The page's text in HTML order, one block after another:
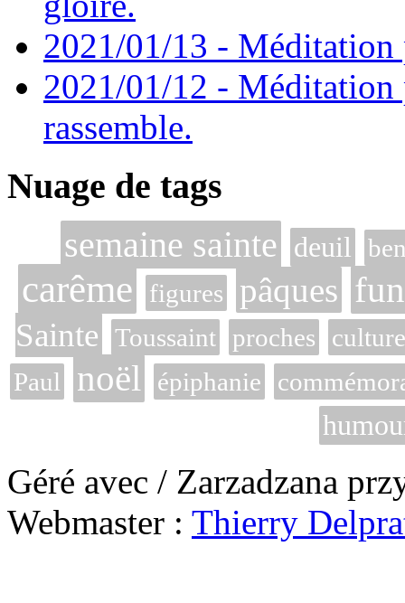
2021/01/13 - Méditation
2021/01/12 - Méditation
rassemble.
Nuage de tags
semaine sainte deuil
carême figures pâques
Sainte Toussaint proches
culture
Paul
noël épiphanie
Géré avec / Zarzadzana
Webmaster : Thierry